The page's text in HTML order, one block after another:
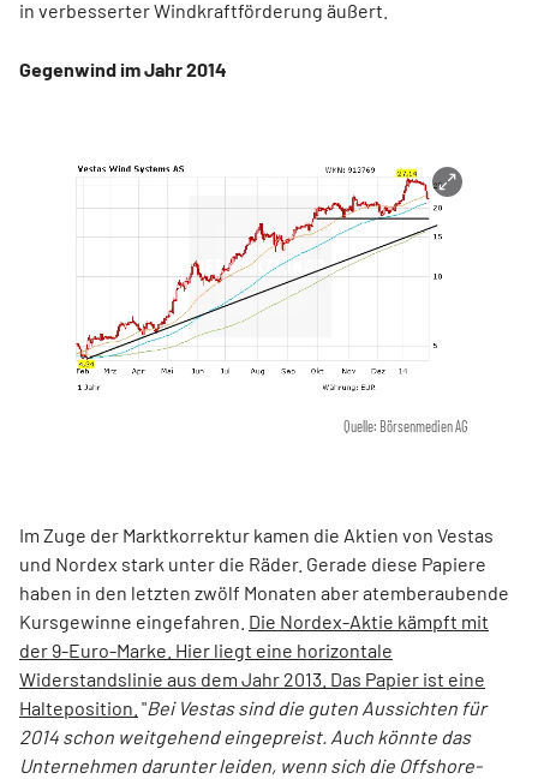
in verbesserter Windkraftförderung äußert.
Gegenwind im Jahr 2014
Quelle: Börsenmedien AG
Im Zuge der Marktkorrektur kamen die Aktien von Vestas
und Nordex stark unter die Räder. Gerade diese Papiere
haben in den letzten zwölf Monaten aber atemberaubende
Kursgewinne eingefahren. Die Nordex-Aktie kämpft mit
der 9-Euro-Marke. Hier liegt eine horizontale
Widerstandslinie aus dem Jahr 2013. Das Papier ist eine
Halteposition. "Bei Vestas sind die guten Aussichten für
2014 schon weitgehend eingepreist. Auch könnte das
Unternehmen darunter leiden, wenn sich die Offshore-